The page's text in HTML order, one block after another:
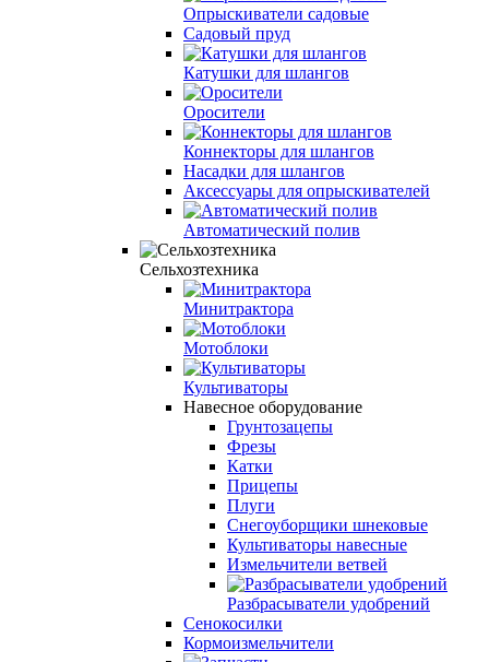
Опрыскиватели садовые
Садовый пруд
Катушки для шлангов
Оросители
Коннекторы для шлангов
Насадки для шлангов
Аксессуары для опрыскивателей
Автоматический полив
Сельхозтехника
Минитрактора
Мотоблоки
Культиваторы
Навесное оборудование
Грунтозацепы
Фрезы
Катки
Прицепы
Плуги
Снегоуборщики шнековые
Культиваторы навесные
Измельчители ветвей
Разбрасыватели удобрений
Сенокосилки
Кормоизмельчители